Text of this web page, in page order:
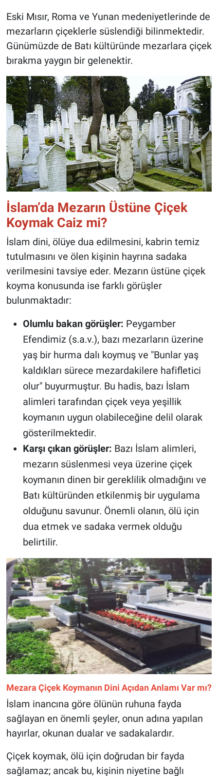
Eski Mısır, Roma ve Yunan medeniyetlerinde de
mezarların çiçeklerle süslendiği bilinmektedir.
Günümüzde de Batı kültüründe mezarlara çiçek
bırakma yaygın bir gelenektir.
İslam’da Mezarın Üstüne Çiçek
Koymak Caiz mi?
İslam dini, ölüye dua edilmesini, kabrin temiz
tutulmasını ve ölen kişinin hayrına sadaka
verilmesini tavsiye eder. Mezarın üstüne çiçek
koyma konusunda ise farklı görüşler
bulunmaktadır:
Olumlu bakan görüşler: Peygamber
Efendimiz (s.a.v.), bazı mezarların üzerine
yaş bir hurma dalı koymuş ve "Bunlar yaş
kaldıkları sürece mezardakilere hafifletici
olur" buyurmuştur. Bu hadis, bazı İslam
alimleri tarafından çiçek veya yeşillik
koymanın uygun olabileceğine delil olarak
gösterilmektedir.
Karşı çıkan görüşler: Bazı İslam alimleri,
mezarın süslenmesi veya üzerine çiçek
koymanın dinen bir gereklilik olmadığını ve
Batı kültüründen etkilenmiş bir uygulama
olduğunu savunur. Önemli olanın, ölü için
dua etmek ve sadaka vermek olduğu
belirtilir.
Mezara Çiçek Koymanın Dini Açıdan Anlamı Var mı?
İslam inancına göre ölünün ruhuna fayda
sağlayan en önemli şeyler, onun adına yapılan
hayırlar, okunan dualar ve sadakalardır.
Çiçek koymak, ölü için doğrudan bir fayda
sağlamaz; ancak bu, kişinin niyetine bağlı